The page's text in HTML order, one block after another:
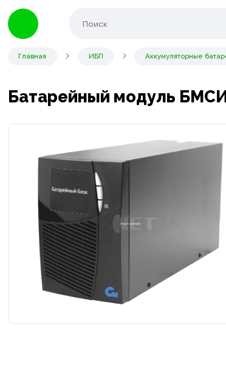
Главная ИБП Аккумуляторные
Батарейный модуль